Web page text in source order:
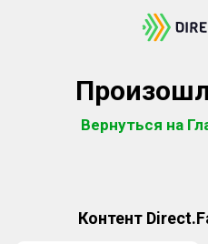
Вернуться на
Контент